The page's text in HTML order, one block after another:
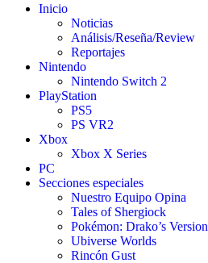
Inicio
Noticias
Análisis/Reseña/Review
Reportajes
Nintendo
Nintendo Switch 2
PlayStation
PS5
PS VR2
Xbox
Xbox X Series
PC
Secciones especiales
Nuestro Equipo Opina
Tales of Shergiock
Pokémon: Drako’s Version
Ubiverse Worlds
Rincón Gust